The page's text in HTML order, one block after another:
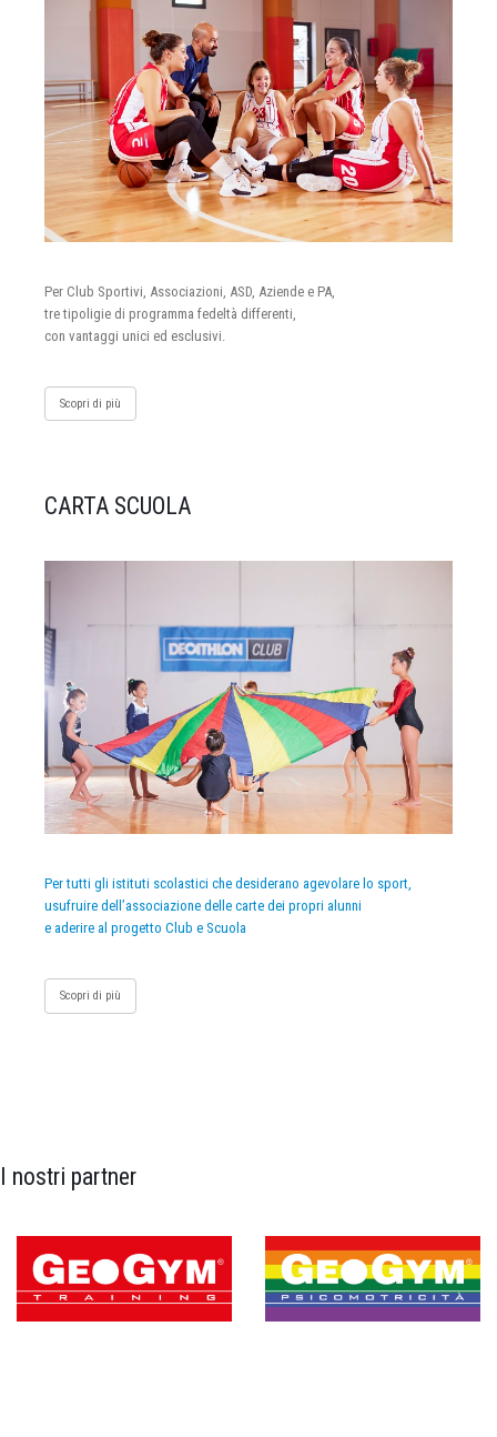
Per Club Sportivi, Associazioni, ASD, Aziende e PA,
tre tipoligie di programma fedeltà differenti,
con vantaggi unici ed esclusivi.
Scopri di più
CARTA SCUOLA
Per tutti gli istituti scolastici che desiderano agevolare lo sport,
usufruire dell’associazione delle carte dei propri alunni
e aderire al progetto Club e Scuola
Scopri di più
I nostri partner